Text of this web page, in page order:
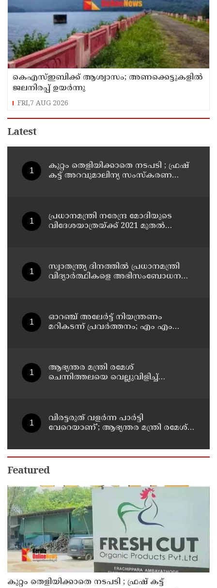
കെഎസ്ഇബിക്ക് ആശ്വാസം; അണക്കെട്ടുകളില്‍
ജലനിരപ്പ് ഉയര്‍ന്നു
FRI,7 AUG 2026
Latest
കുറ്റം തെളിയിക്കാതെ നടപടി ; ഫ്രഷ്
കട്ട് അറവുമാലിന്യ സംസ്‌കരണ
പ്രധാനമന്ത്രി നരേന്ദ്ര മോദിയുടെ
വിദേശയാത്രയ്ക്ക് 2021 മുതല്‍
സ്വാതന്ത്ര്യ ദിനത്തില്‍ പ്രധാനമന്ത്രി
വിദ്യാര്‍ത്ഥികളെ അഭിസംബോധന
ഓറഞ്ച് അലേര്‍ട്ട് നിയന്ത്രണം
മറികടന്ന് പ്രവര്‍ത്തനം; എം എം
ആഭ്യന്തര മന്ത്രി രമേശ്
ചെന്നിത്തലയെ വെല്ലുവിളിച്ച്
വിരട്ടരുത് വളര്‍ന്ന പാര്‍ട്ടി
വേറെയാണ്'; ആഭ്യന്തര മന്ത്രി രമേശ്
അര്‍ജുന്‍ ആയങ്കി
Featured
കുറ്റം തെളിയിക്കാതെ നടപടി ; ഫ്രഷ് കട്ട്